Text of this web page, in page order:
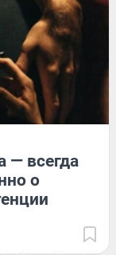
— всегда
о